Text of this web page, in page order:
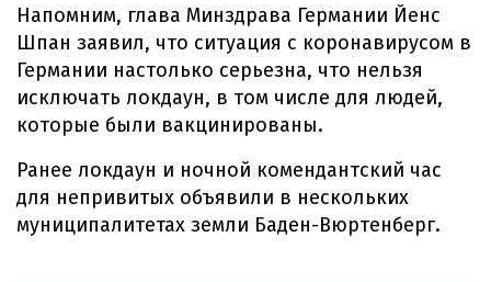
Напомним, глава Минздрава Германии Йенс
Шпан заявил, что ситуация с коронавирусом в
Германии настолько серьезна, что нельзя
исключать локдаун, в том числе для людей,
которые были вакцинированы.
Ранее локдаун и ночной комендантский час
для непривитых объявили в нескольких
муниципалитетах земли Баден-Вюртенберг.